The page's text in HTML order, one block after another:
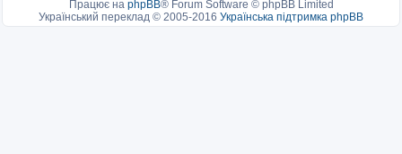
Працює на phpBB® Forum Software © phpBB Limited
Український переклад © 2005-2016 Українська підтримка phpBB